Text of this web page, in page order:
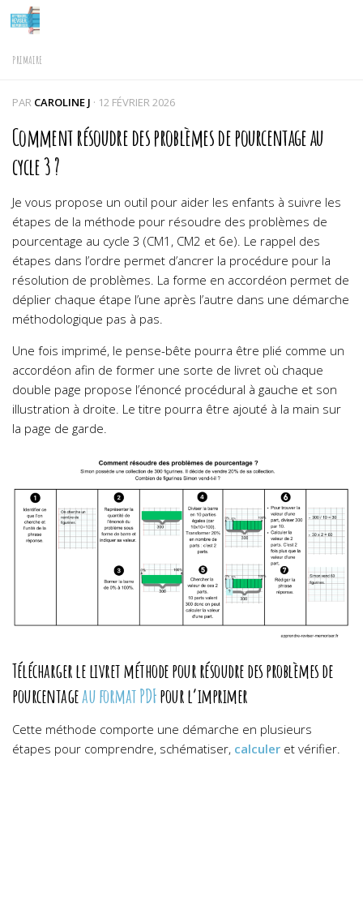
Skip to content
PRIMAIRE
PAR CAROLINE J · 12 FÉVRIER 2026
Comment résoudre des problèmes de pourcentage au
cycle 3 ?
Je vous propose un outil pour aider les enfants à suivre les
étapes de la méthode pour résoudre des problèmes de
pourcentage au cycle 3 (CM1, CM2 et 6e). Le rappel des
étapes dans l’ordre permet d’ancrer la procédure pour la
résolution de problèmes. La forme en accordéon permet de
déplier chaque étape l’une après l’autre dans une démarche
méthodologique pas à pas.
Une fois imprimé, le pense-bête pourra être plié comme un
accordéon afin de former une sorte de livret où chaque
double page propose l’énoncé procédural à gauche et son
illustration à droite. Le titre pourra être ajouté à la main sur
la page de garde.
Télécharger le livret méthode pour résoudre des problèmes de
pourcentageau format PDFpour l’imprimer
Cette méthode comporte une démarche en plusieurs
étapes pour comprendre, schématiser, calculer et vérifier.